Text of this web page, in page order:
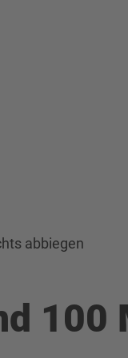
abbiegen
100